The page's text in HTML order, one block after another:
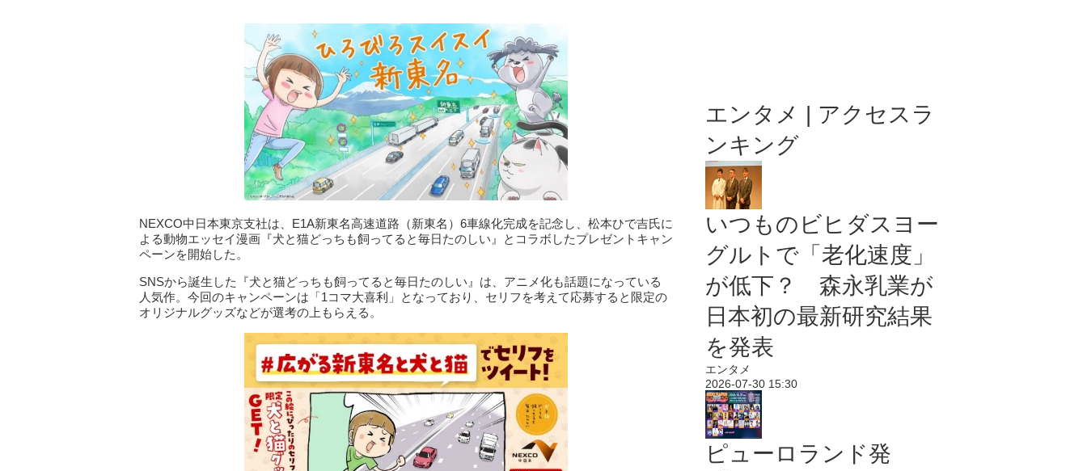
NEXCO中日本東京支社は、E1A新東名高速道路（新東名）6車線化完成を記念し、松本ひで吉氏に
よる動物エッセイ漫画『犬と猫どっちも飼ってると毎日たのしい』とコラボしたプレゼントキャン
ペーンを開始した。
SNSから誕生した『犬と猫どっちも飼ってると毎日たのしい』は、アニメ化も話題になっている
人気作。今回のキャンペーンは「1コマ大喜利」となっており、セリフを考えて応募すると限定の
オリジナルグッズなどが選考の上もらえる。
エンタメ | アクセスラ
ンキング
いつものビヒダスヨー
グルトで「老化速度」
が低下？ 森永乳業が
日本初の最新研究結果
を発表
エンタメ
2026-07-30 15:30
ピューロランド発